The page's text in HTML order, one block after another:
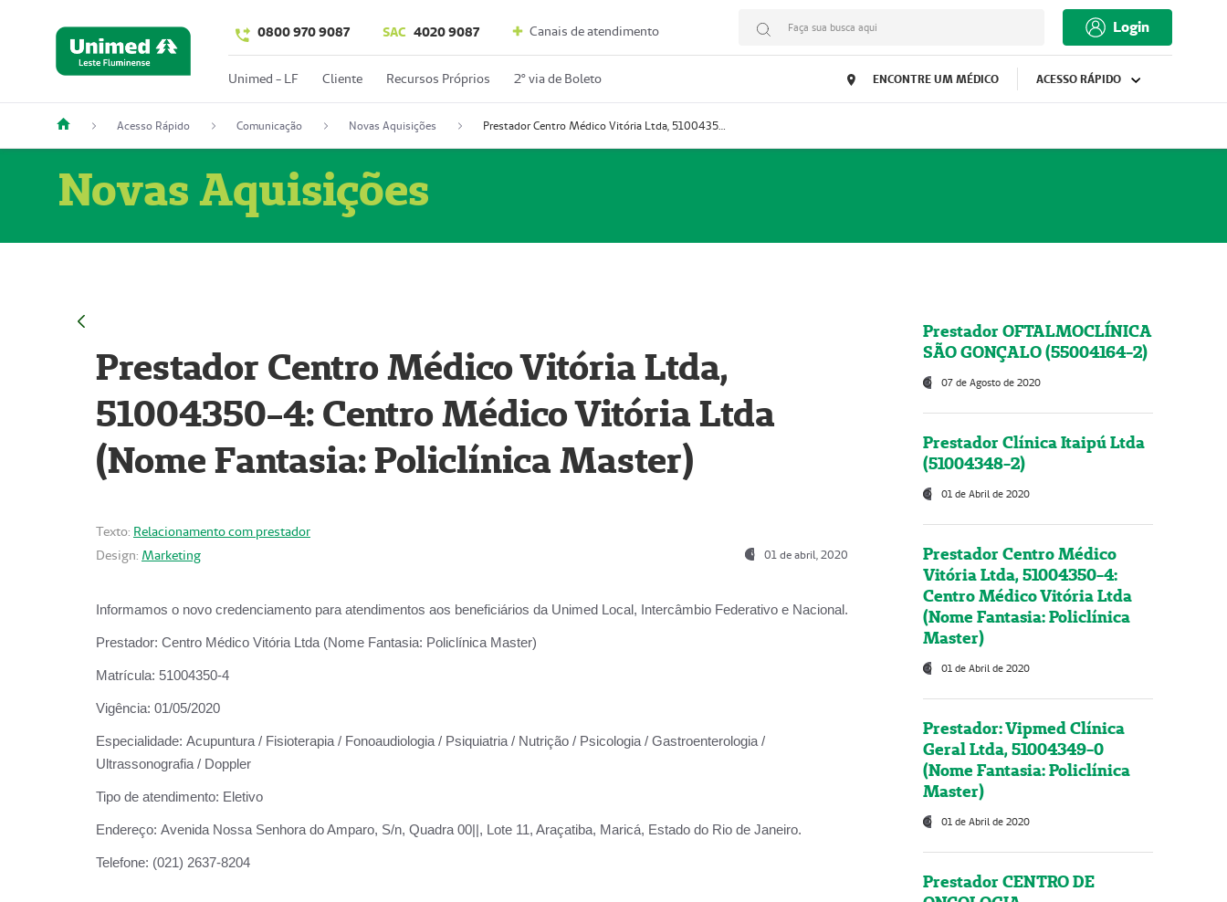
0800 970 9087 SAC 4020 9087 Canais de atendimento Faça sua busca aqui Login
Unimed - LF Cliente Recursos Próprios 2º via de Boleto ENCONTRE UM MÉDICO ACESSO RÁPIDO
Acesso Rápido Comunicação Novas Aquisições Prestador Centro Médico Vitória Ltda, 51004350-4: Centro Médico Vitória Ltda (Nome Fantasia: Policlínica Master)
Novas Aquisições
Prestador Centro Médico Vitória Ltda,
51004350-4: Centro Médico Vitória Ltda
(Nome Fantasia: Policlínica Master)
Texto: Relacionamento com prestador
Design: Marketing 01 de abril, 2020
Informamos o novo credenciamento para atendimentos aos beneficiários da Unimed Local, Intercâmbio Federativo e Nacional.
Prestador: Centro Médico Vitória Ltda (Nome Fantasia: Policlínica Master)
Matrícula: 51004350-4
Vigência: 01/05/2020
Especialidade: Acupuntura / Fisioterapia / Fonoaudiologia / Psiquiatria / Nutrição / Psicologia / Gastroenterologia /
Ultrassonografia / Doppler
Tipo de atendimento: Eletivo
Endereço: Avenida Nossa Senhora do Amparo, S/n, Quadra 00||, Lote 11, Araçatiba, Maricá, Estado do Rio de Janeiro.
Telefone: (021) 2637-8204
Prestador OFTALMOCLÍNICA
SÃO GONÇALO (55004164-2)
07 de Agosto de 2020
Prestador Clínica Itaipú Ltda
(51004348-2)
01 de Abril de 2020
Prestador Centro Médico
Vitória Ltda, 51004350-4:
Centro Médico Vitória Ltda
(Nome Fantasia: Policlínica
Master)
01 de Abril de 2020
Prestador: Vipmed Clínica
Geral Ltda, 51004349-0
(Nome Fantasia: Policlínica
Master)
01 de Abril de 2020
Prestador CENTRO DE